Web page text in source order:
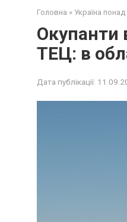
Головна » Україна понад
Окупанти
ТЕЦ: в
Дата публікації: